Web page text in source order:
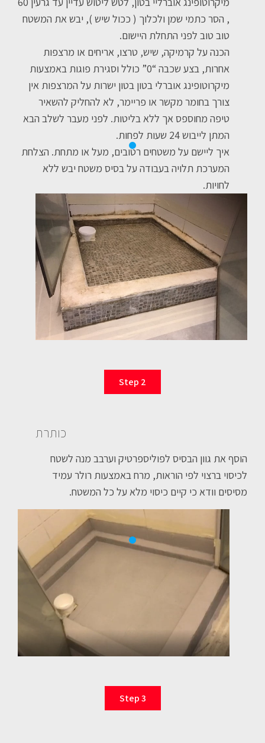
, הסר כתמי שמן ולכלוך ( ככול שיש ), יבש את המשטח
טוב טוב לפני התחלת היישום.
הכנה על קרמיקה, שיש, טרצו, אריחים או מרצפות
אחרות, בצע שכבה “0” כולל וסגירת פוגות באמצעות
מיקרוטופינג אוברלי בטון בטון ישרות על המרצפות אין
צורך בחומר מקשר או פריימר, לא להחליק להשאיר
טיפה מחוספס אך ללא בליטות. לפני מעבר לשלב הבא
המתן לייבוש 24 שעות לפחות.
איך ליישם על משטחים רטובים, מעל או מתחת. הצלחת
המערכת תלויה בעבודה על בסיס משטח יבש ללא
לחויות.
Step 2
כותרת
הוסף את גוון הבסיס לפוליספרטיק וערבב מנה לשטח
לכיסוי ברצוי לפי הוראות, מרח באמצעות רולר עמיד
מסיסים וודא כי קיים כיסוי מלא על כל המשטח.
Step 3